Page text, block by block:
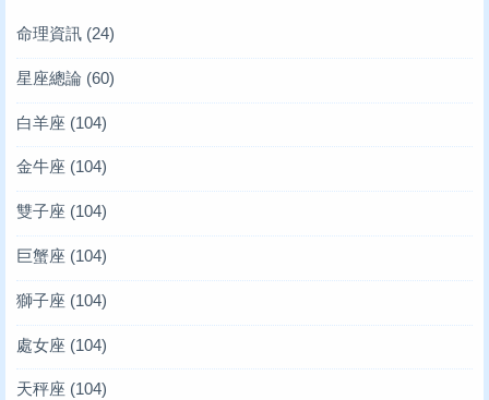
命理資訊 (24)
星座總論 (60)
白羊座 (104)
金牛座 (104)
雙子座 (104)
巨蟹座 (104)
獅子座 (104)
處女座 (104)
天秤座 (104)